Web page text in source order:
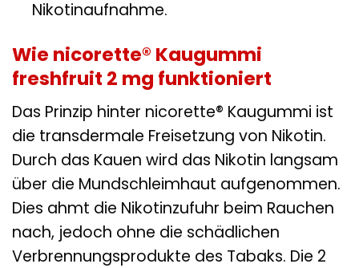
Nikotinaufnahme.
Wie nicorette® Kaugummi
freshfruit 2 mg funktioniert
Das Prinzip hinter nicorette® Kaugummi ist
die transdermale Freisetzung von Nikotin.
Durch das Kauen wird das Nikotin langsam
über die Mundschleimhaut aufgenommen.
Dies ahmt die Nikotinzufuhr beim Rauchen
nach, jedoch ohne die schädlichen
Verbrennungsprodukte des Tabaks. Die 2